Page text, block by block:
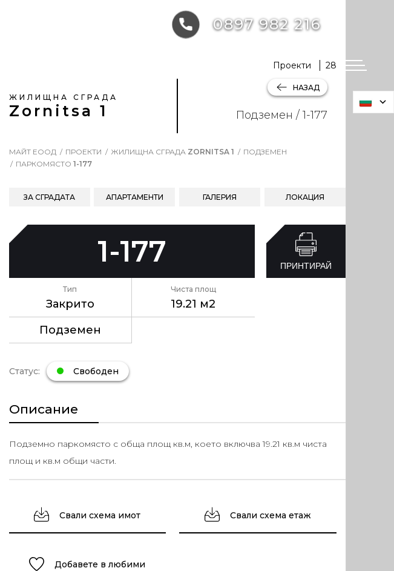
ЖИЛИЩНА СГРАДА
Zornitsa 1
НАЗАД
Подземен / 1-177
МАЙТ ЕООД ПРОЕКТИ ЖИЛИЩНА СГРАДА ZORNITSA 1
ПОДЗЕМЕН
ПАРКОМЯСТО 1-177
ЗА СГРАДАТА АПАРТАМЕНТИ ГАЛЕРИЯ ЛОКАЦИЯ
1-177
Тип
Закрито
Чиста площ
19.21 м2
Подземен
ПРИНТИРАЙ
Статус: Свободен
Описание
Подземно паркомясто с обща площ кв.м, което включва 19.21 кв.м чиста
площ и кв.м общи части.
Свали схема имот Свали схема етаж
Добавете в любими
Проекти 28
0897 982 216